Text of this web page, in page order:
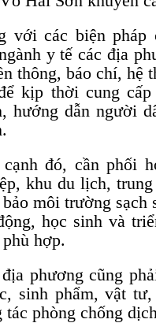
với các biện pháp
y tế các địa
thông, báo chí, hệ
kịp thời cung
hướng dẫn người
cạnh đó, cần phối
khu du lịch,
môi trường sạch
học sinh và
hợp.
phương cũng
sinh phẩm, vật
tác phòng chống